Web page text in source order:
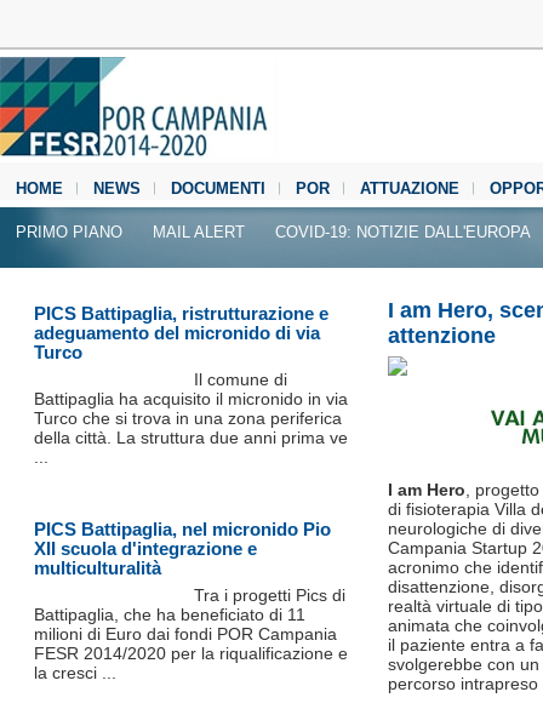
HOME NEWS DOCUMENTI POR ATTUAZIONE
MEDIA CENTER
PRIMO PIANO MAIL ALERT COVID-19: NOTIZIE DALL'EUROPA
I am Hero,
attenzione
I am Hero ,
di fisioterapia Villa
neurologiche di
Campania Startup
acronimo che
disattenzione,
realtà virtuale di
animata che
il paziente entra a
svolgerebbe con
percorso
PICS Battipaglia, ristrutturazione e
adeguamento del micronido di via
Turco
Il comune di
Battipaglia ha acquisito il micronido in via
Turco che si trova in una zona periferica
della città. La struttura due anni prima ve
PICS Battipaglia, nel micronido Pio
XII scuola d'integrazione e
multiculturalità
Tra i progetti Pics di
Battipaglia, che ha beneficiato di 11
milioni di Euro dai fondi POR Campania
FESR 2014/2020 per la riqualificazione e
la cresci ...